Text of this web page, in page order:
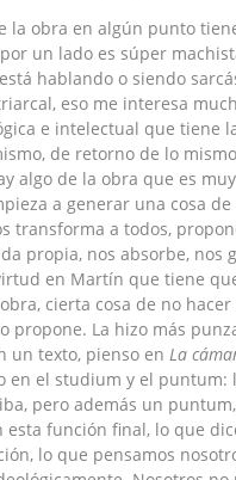
la obra en algún punto
un lado es súper
hablando o siendo
eso me interesa
e intelectual que tiene
de retorno de lo
algo de la obra que es
a generar una cosa
transforma a todos,
propia, nos absorbe, nos
en Martín que tiene
cierta cosa de no
propone. La hizo más
un texto, pienso en La
en el studium y el puntum:
pero además un
esta función final, lo que
lo que pensamos